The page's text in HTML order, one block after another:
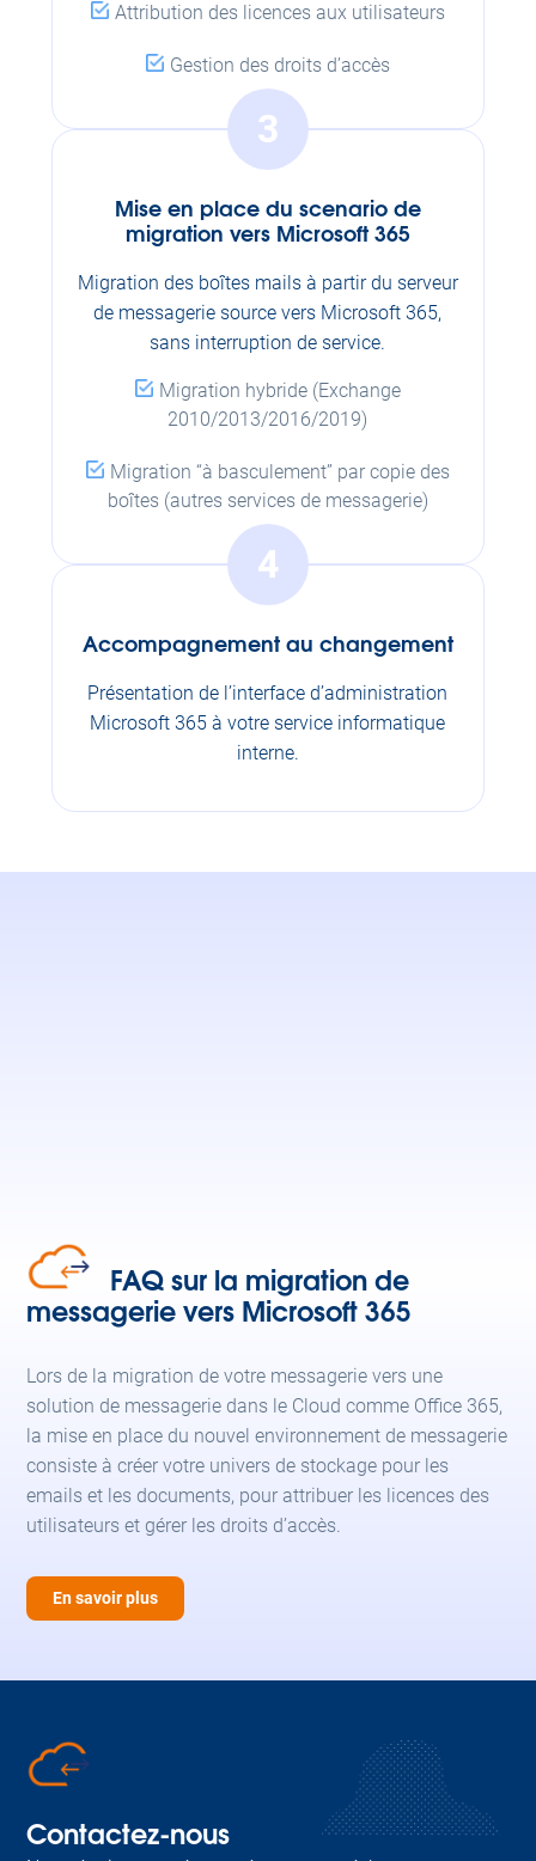
Attribution des licences aux utilisateurs
Gestion des droits d’accès
3
Mise en place du scenario de
migration vers Microsoft 365
Migration des boîtes mails à partir du serveur
de messagerie source vers Microsoft 365,
sans interruption de service.
Migration hybride (Exchange
2010/2013/2016/2019)
Migration “à basculement” par copie des
boîtes (autres services de messagerie)
4
Accompagnement au changement
Présentation de l’interface d’administration
Microsoft 365 à votre service informatique
interne.
FAQ sur la migration de
messagerie vers Microsoft 365
Lors de la migration de votre messagerie vers une
solution de messagerie dans le Cloud comme Office 365,
la mise en place du nouvel environnement de messagerie
consiste à créer votre univers de stockage pour les
emails et les documents, pour attribuer les licences des
utilisateurs et gérer les droits d’accès.
En savoir plus
Contactez-nous